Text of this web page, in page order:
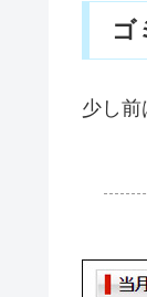
ゴ
少し前